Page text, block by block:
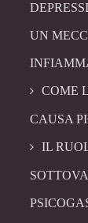
UN
COME
CAUSA
IL